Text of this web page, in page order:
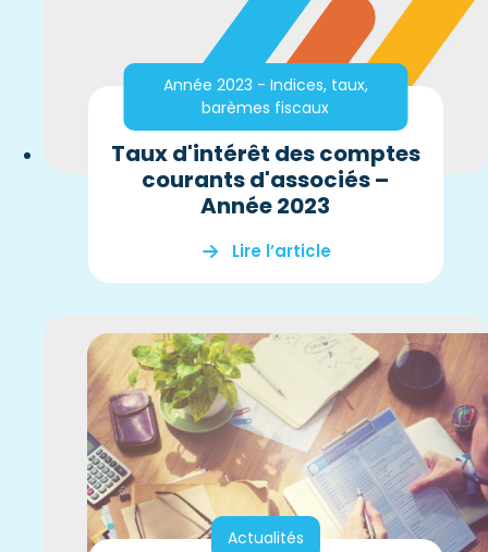
Année 2023 - Indices, taux,
barèmes fiscaux
Taux d'intérêt des comptes
courants d'associés –
Année 2023
Lire l’article
Actualités